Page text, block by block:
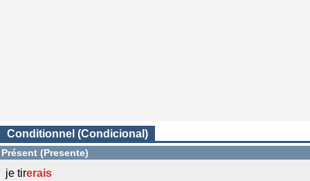
Conditionnel (Condicional)
Présent (Presente)
je tirerais